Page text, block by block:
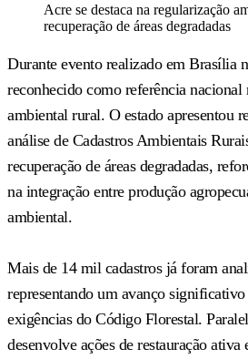
Acre se destaca na regularização
recuperação de áreas degradadas
Durante evento realizado em Brasília
reconhecido como referência nacional
ambiental rural. O estado apresentou
análise de Cadastros Ambientais
recuperação de áreas degradadas,
na integração entre produção
ambiental.
Mais de 14 mil cadastros já foram
representando um avanço
exigências do Código Florestal.
desenvolve ações de restauração ativa